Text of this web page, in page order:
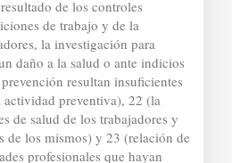
de los controles
de trabajo y de la
la investigación para
daño a la salud o ante indicios
resultan insuficientes
preventiva), 22 (la
de salud de los trabajadores y
de los mismos) y 23 (relación de
profesionales que hayan